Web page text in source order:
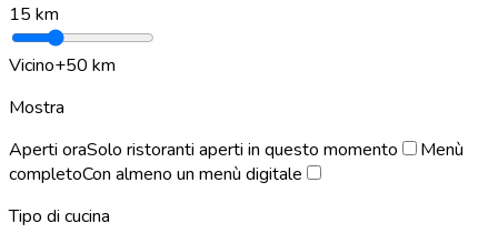
15 km
Vicino+50 km
Mostra
Aperti oraSolo ristoranti aperti in questo momento
Menù
completoCon almeno un menù digitale
Tipo di cucina